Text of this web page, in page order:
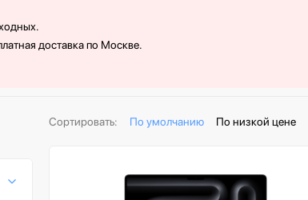
доставка по Москве.
Сортировать: По умолчанию По низкой цене